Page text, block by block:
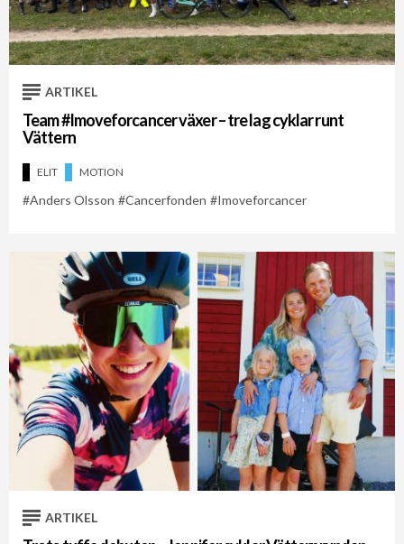
ARTIKEL
Team #Imoveforcancer växer – tre lag cyklar runt
Vättern
ELIT MOTION
Anders Olsson Cancerfonden Imoveforcancer
ARTIKEL